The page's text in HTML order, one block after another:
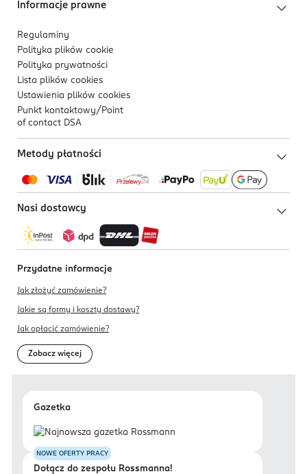
Informacje prawne
Regulaminy
Polityka plików cookie
Polityka prywatności
Lista plików cookies
Ustawienia plików cookies
Punkt kontaktowy/ Point
of contact DSA
Metody płatności
Nasi dostawcy
Przydatne informacje
Jak złożyć zamówienie?
Jakie są formy i koszty dostawy?
Jak opłacić zamówienie?
Zobacz więcej
Gazetka
NOWE OFERTY PRACY
Dołącz do zespołu Rossmanna!